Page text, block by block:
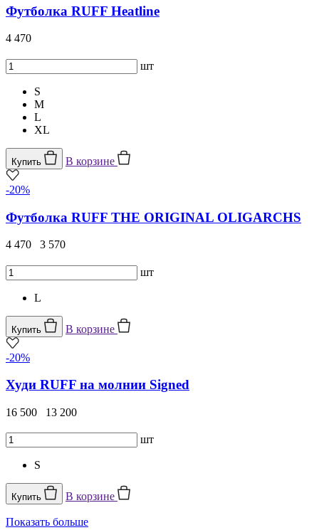
Футболка RUFF Heatline
4 470
шт
S
M
L
XL
Купить В корзине
-20%
Футболка RUFF THE ORIGINAL OLIGARCHS
4 470 3 570
шт
L
Купить В корзине
-20%
Худи RUFF на молнии Signed
16 500 13 200
шт
S
Купить В корзине
Показать больше